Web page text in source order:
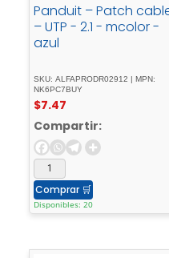
Panduit – Patch
– UTP - 2.1 - mcolor -
azul
SKU: ALFAPRODR02912 | MPN:
NK6PC7BUY
$7.47
Compartir:
Comprar 🛒
Disponibles: 20